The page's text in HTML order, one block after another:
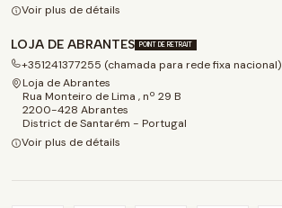
Voir plus de détails
LOJA DE ABRANTES POINT DE RETRAIT
+351241377255 (chamada para rede fixa nacional)
Loja de Abrantes
Rua Monteiro de Lima , nº 29 B
2200-428 Abrantes
District de Santarém - Portugal
Voir plus de détails